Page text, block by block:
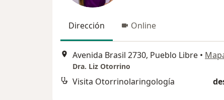
Dirección Online
Avenida Brasil 2730, Pueblo Libre •
Dra. Liz Otorrino
Visita Otorrinolaringología